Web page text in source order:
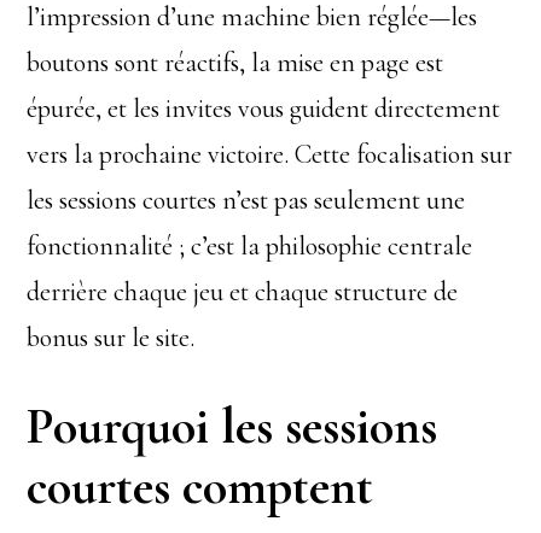
l’impression d’une machine bien réglée—les
boutons sont réactifs, la mise en page est
épurée, et les invites vous guident directement
vers la prochaine victoire. Cette focalisation sur
les sessions courtes n’est pas seulement une
fonctionnalité ; c’est la philosophie centrale
derrière chaque jeu et chaque structure de
bonus sur le site.
Pourquoi les sessions
courtes comptent